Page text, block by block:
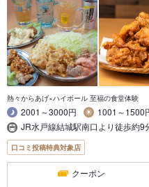
熱々からあげ×ハイボール 至福の食堂体験
2001～3000円
1001～1500
JR水戸線結城駅南口より徒歩約9
口コミ投稿特典対象店
クーポン